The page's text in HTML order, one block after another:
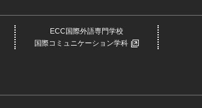
ECC国際外語専門学校
国際コミュニケーション学科